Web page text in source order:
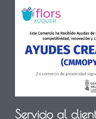
Servicio al